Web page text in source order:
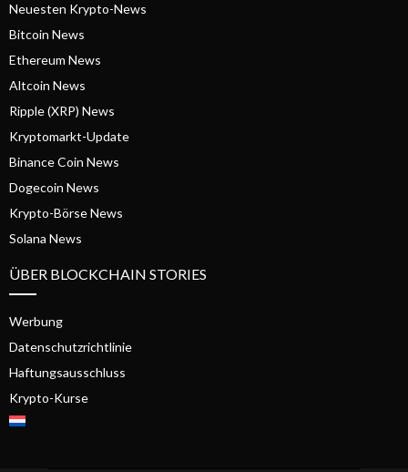
Neuesten Krypto-News
Bitcoin News
Ethereum News
Altcoin News
Ripple (XRP) News
Kryptomarkt-Update
Binance Coin News
Dogecoin News
Krypto-Börse News
Solana News
ÜBER BLOCKCHAIN STORIES
Werbung
Datenschutzrichtlinie
Haftungsausschluss
Krypto-Kurse